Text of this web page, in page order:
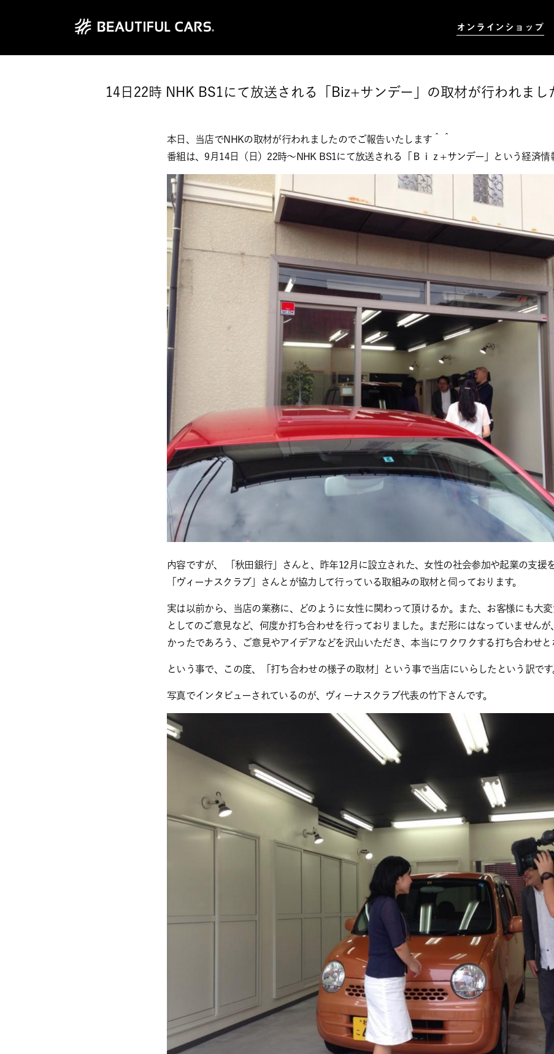
オンラインショップ
14日22時 NHK BS1にて放送される「Biz+サンデー」の取材が行われまし
本日、当店でNHKの取材が行われましたのでご報告いたします＾＾
番組は、9月14日（日）22時～NHK BS1にて放送される「Ｂｉｚ+サンデー」という経済情
内容ですが、 「秋田銀行」さんと、昨年12月に設立された、女性の社会参加や起業の支援
「ヴィーナスクラブ」さんとが協力して行っている取組みの取材と伺っております。
実は以前から、当店の業務に、どのように女性に関わって頂けるか。また、お客様にも大
としてのご意見など、何度か打ち合わせを行っておりました。まだ形にはなっていません
かったであろう、ご意見やアイデアなどを沢山いただき、本当にワクワクする打ち合わせと
という事で、この度、「打ち合わせの様子の取材」という事で当店にいらしたという訳です
写真でインタビューされているのが、ヴィーナスクラブ代表の竹下さんです。